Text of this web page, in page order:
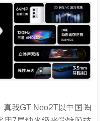
我GT Neo2T以中国陶